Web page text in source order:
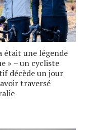
était une légende
» – un cycliste
décède un jour
traversé